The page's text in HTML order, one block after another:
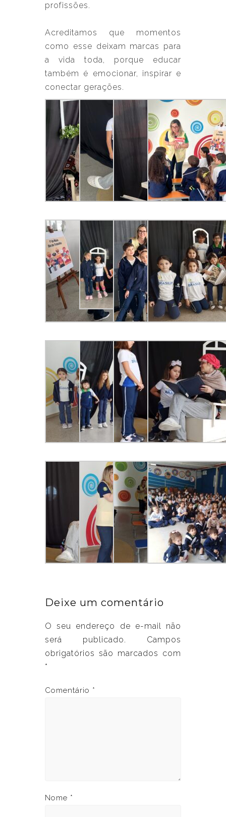
profissões.
Acreditamos que momentos
como esse deixam marcas para
a vida toda, porque educar
também é emocionar, inspirar e
conectar gerações.
Deixe um comentário
O seu endereço de e-mail não
será publicado.
Campos
obrigatórios são marcados com
*
Comentário *
Nome *